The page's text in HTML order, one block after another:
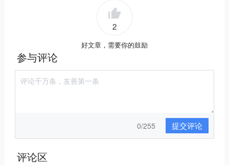
2
好文章，需要你的鼓励
参与评论
0/255 提交评论
评论区